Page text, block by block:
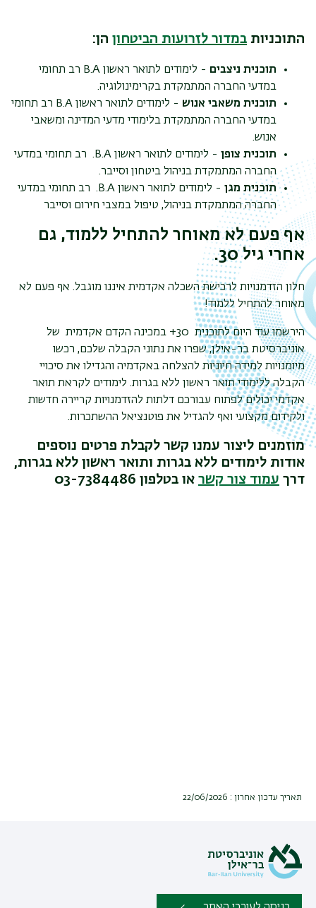
התוכניות במדור לזרועות הביטחון הן:
תוכנית ניצבים - לימודים לתואר ראשון B.A רב תחומי
במדעי החברה המתמקדת בקרימינולוגיה.
תוכנית משאבי אנוש - לימודים לתואר ראשון B.A רב תחומי
במדעי החברה המתמקדת בלימודי מדעי המדינה ומשאבי
אנוש.
תוכנית צופן - לימודים לתואר ראשון B.A . רב תחומי במדעי
החברה המתמקדת בניהול ביטחון וסייבר.
תוכנית מגן - לימודים לתואר ראשון B.A . רב תחומי במדעי
החברה המתמקדת בניהול, טיפול במצבי חירום וסייבר
אף פעם לא מאוחר להתחיל ללמוד, גם
אחרי גיל 30.
חלון הזדמנויות לרכישת השכלה אקדמית איננו מוגבל. אף פעם לא
מאוחר להתחיל ללמוד!
הירשמו עוד היום לתוכנית 30+ במכינה הקדם אקדמית של
אוניברסיטת בר-אילן, שפרו את נתוני הקבלה שלכם, רכשו
מיומנויות למידה חיוניות להצלחה באקדמיה והגדילו את סיכויי
הקבלה ללימודי תואר ראשון ללא בגרות. לימודים לקראת תואר
אקדמי יכולים לפתוח עבורכם דלתות להזדמנויות קריירה חדשות
ולקידום מקצועי ואף להגדיל את פוטנציאל ההשתכרות.
מוזמנים ליצור עמנו קשר לקבלת פרטים נוספים
אודות לימודים ללא בגרות ותואר ראשון ללא בגרות,
דרך עמוד צור קשר או בטלפון 03-7384486
תאריך עדכון אחרון : 22/06/2026